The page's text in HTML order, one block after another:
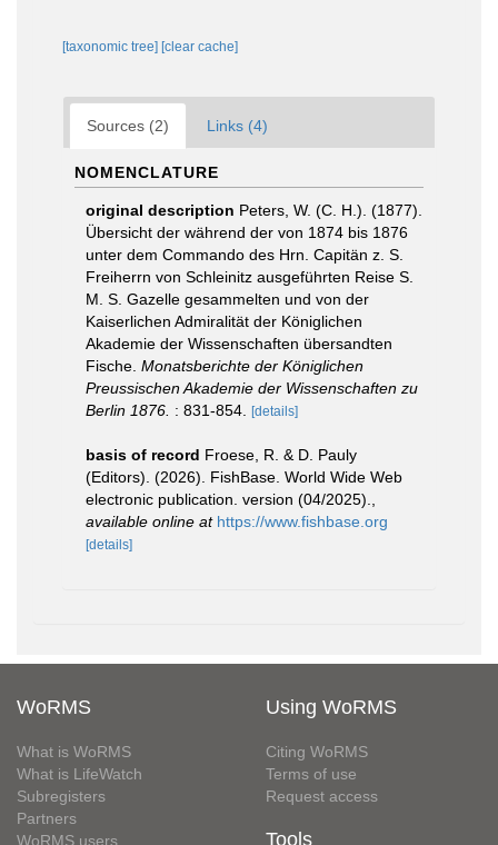
[taxonomic tree] [clear cache]
Sources (2) Links (4)
NOMENCLATURE
original description Peters, W. (C. H.). (1877).
Übersicht der während der von 1874 bis 1876
unter dem Commando des Hrn. Capitän z. S.
Freiherrn von Schleinitz ausgeführten Reise S.
M. S. Gazelle gesammelten und von der
Kaiserlichen Admiralität der Königlichen
Akademie der Wissenschaften übersandten
Fische. Monatsberichte der Königlichen
Preussischen Akademie der Wissenschaften zu
Berlin 1876. : 831-854. [details]
basis of record Froese, R. & D. Pauly
(Editors). (2026). FishBase. World Wide Web
electronic publication. version (04/2025).
available online at https://www.fishbase.org
[details]
WoRMS
What is WoRMS
What is LifeWatch
Subregisters
Partners
WoRMS users
Using WoRMS
Citing WoRMS
Terms of use
Request access
Tools